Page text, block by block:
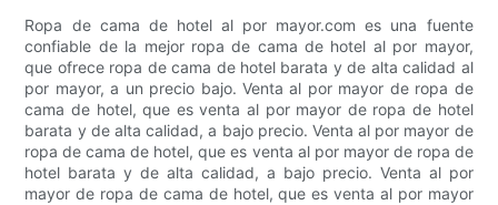
Ropa de cama de hotel al por mayor.com es una fuente
confiable de la mejor ropa de cama de hotel al por mayor,
que ofrece ropa de cama de hotel barata y de alta calidad al
por mayor, a un precio bajo. Venta al por mayor de ropa de
cama de hotel, que es venta al por mayor de ropa de hotel
barata y de alta calidad, a bajo precio. Venta al por mayor de
ropa de cama de hotel, que es venta al por mayor de ropa de
hotel barata y de alta calidad, a bajo precio. Venta al por
mayor de ropa de cama de hotel, que es venta al por mayor